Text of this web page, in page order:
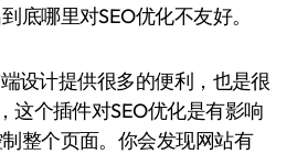
底哪里对SEO优化不友好。
设计提供很多的便利，也是很
这个插件对SEO优化是有影响
整个页面。你会发现网站有